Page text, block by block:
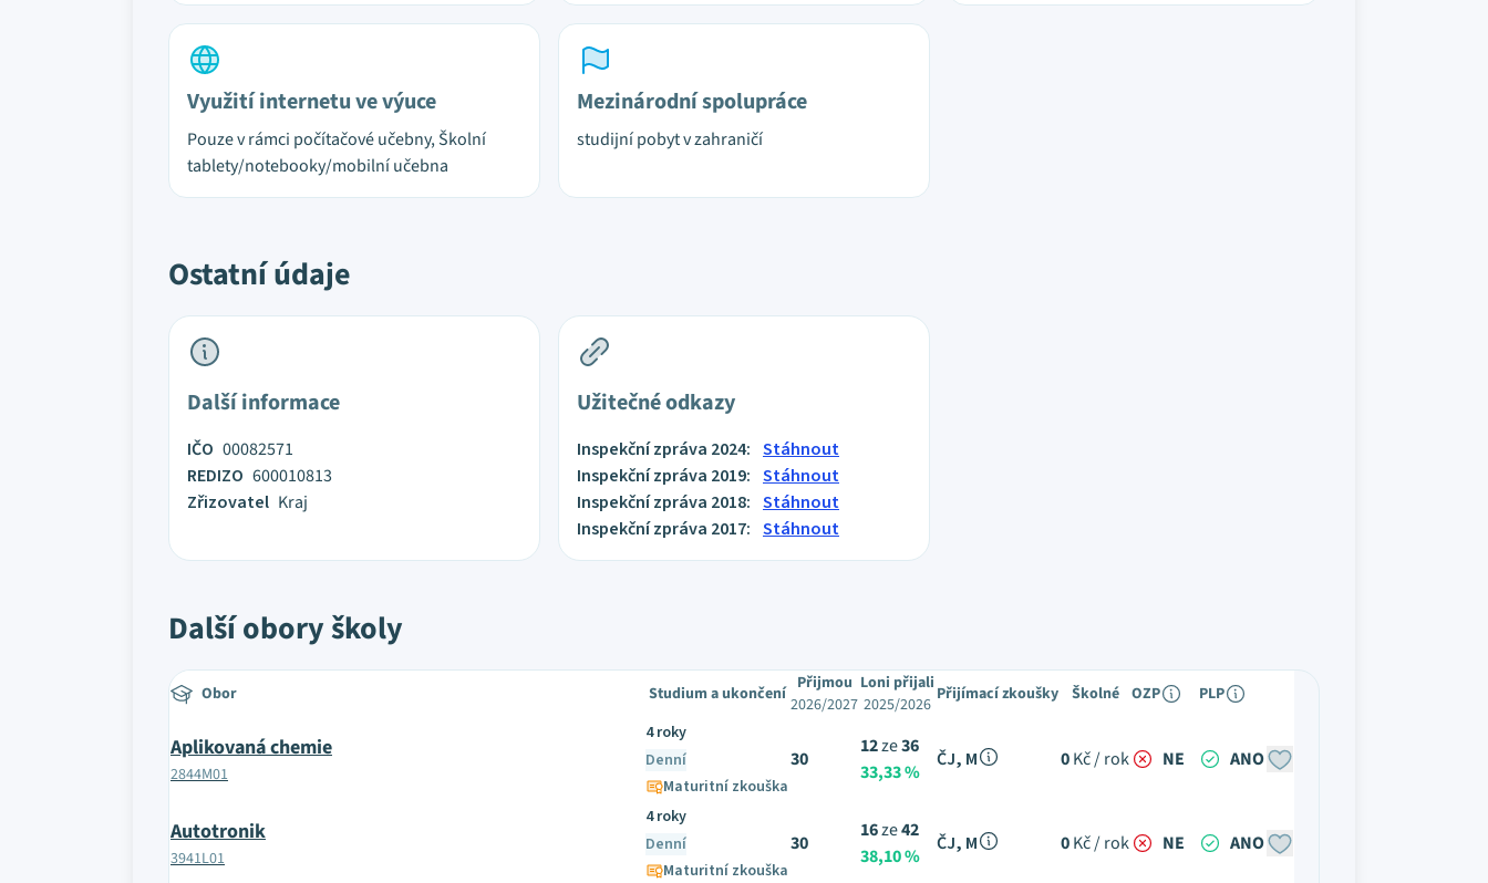
Využití internetu ve výuce
Pouze v rámci počítačové učebny, Školní
tablety/notebooky/mobilní učebna
Mezinárodní spolupráce
studijní pobyt v zahraničí
Ostatní údaje
Další informace
IČO 00082571
REDIZO 600010813
Zřizovatel Kraj
Užitečné odkazy
Inspekční zpráva 2024: Stáhnout
Inspekční zpráva 2019: Stáhnout
Inspekční zpráva 2018: Stáhnout
Inspekční zpráva 2017: Stáhnout
Další obory školy
Obor Studium a ukončení Přijmou
2026/2027
Loni přijali
2025/2026 Přijímací zkoušky Školné OZP PLP
Aplikovaná chemie
2844M01
4 roky
Denní
Maturitní zkouška
30
12ze36
33,33 %
ČJ, M 0Kč / rok NE ANO
Autotronik
3941L01
4 roky
Denní
Maturitní zkouška
30
16ze42
38,10 %
ČJ, M 0Kč / rok NE ANO